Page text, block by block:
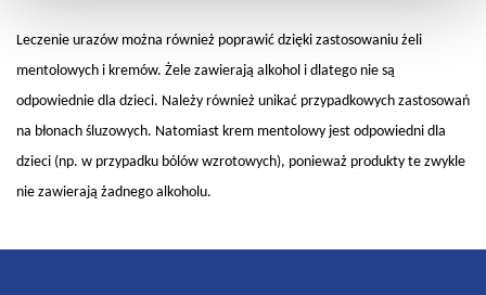
Leczenie urazów można również poprawić dzięki zastosowaniu żeli
mentolowych i kremów. Żele zawierają alkohol i dlatego nie są
odpowiednie dla dzieci. Należy również unikać przypadkowych zastosowań
na błonach śluzowych. Natomiast krem mentolowy jest odpowiedni dla
dzieci (np. w przypadku bólów wzrotowych), ponieważ produkty te zwykle
nie zawierają żadnego alkoholu.